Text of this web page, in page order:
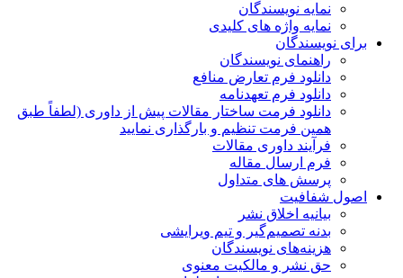
نمایه نویسندگان
نمایه واژه های کلیدی
برای نویسندگان
راهنمای نویسندگان
دانلود فرم تعارض منافع
دانلود فرم تعهدنامه
دانلود فرمت ساختار مقالات پیش از داوری (لطفاً طبق
همین فرمت تنظیم و بارگذاری نمایید
فرآیند داوری مقالات
فرم ارسال مقاله
پرسش های متداول
اصول شفافیت
بیانیه اخلاق نشر
بدنه تصمیم‌گیر و تیم ویرایشی
هزینه‌های نویسندگان
حق نشر و مالکیت معنوی